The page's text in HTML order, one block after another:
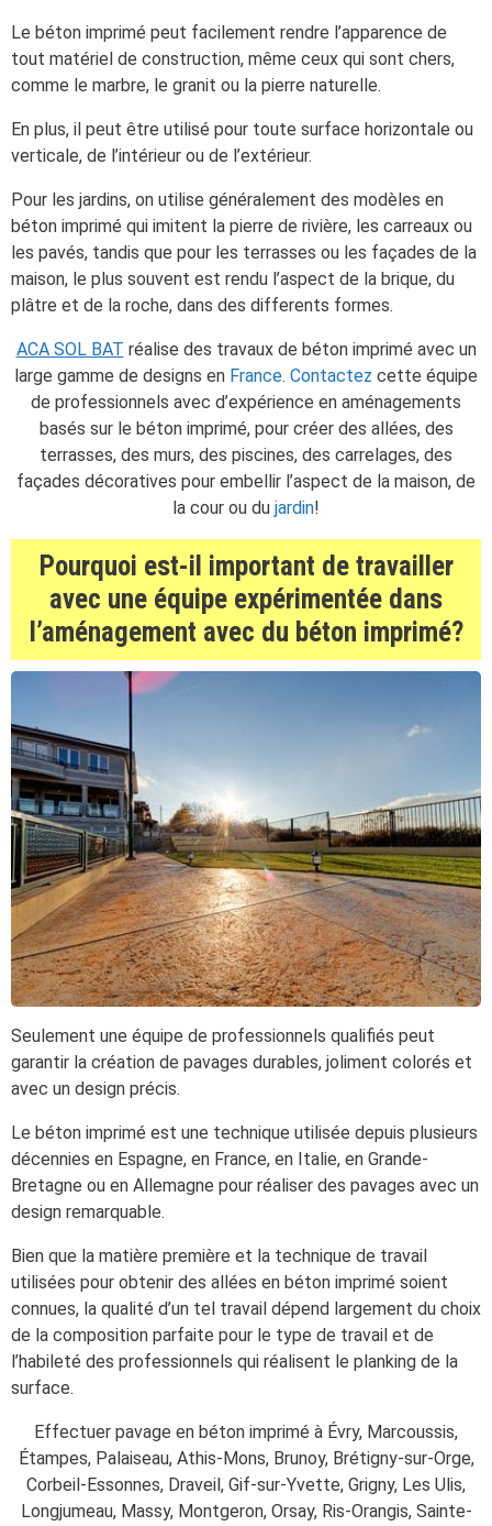
Le béton imprimé peut facilement rendre l’apparence de
tout matériel de construction, même ceux qui sont chers,
comme le marbre, le granit ou la pierre naturelle.
En plus, il peut être utilisé pour toute surface horizontale ou
verticale, de l’intérieur ou de l’extérieur.
Pour les jardins, on utilise généralement des modèles en
béton imprimé qui imitent la pierre de rivière, les carreaux ou
les pavés, tandis que pour les terrasses ou les façades de la
maison, le plus souvent est rendu l’aspect de la brique, du
plâtre et de la roche, dans des differents formes.
ACA SOL BAT réalise des travaux de béton imprimé avec un
large gamme de designs en France. Contactez cette équipe
de professionnels avec d’expérience en aménagements
basés sur le béton imprimé, pour créer des allées, des
terrasses, des murs, des piscines, des carrelages, des
façades décoratives pour embellir l’aspect de la maison, de
la cour ou du jardin!
Pourquoi est-il important de travailler
avec une équipe expérimentée dans
l’aménagement avec du béton imprimé?
Seulement une équipe de professionnels qualifiés peut
garantir la création de pavages durables, joliment colorés et
avec un design précis.
Le béton imprimé est une technique utilisée depuis plusieurs
décennies en Espagne, en France, en Italie, en Grande-
Bretagne ou en Allemagne pour réaliser des pavages avec un
design remarquable.
Bien que la matière première et la technique de travail
utilisées pour obtenir des allées en béton imprimé soient
connues, la qualité d’un tel travail dépend largement du choix
de la composition parfaite pour le type de travail et de
l’habileté des professionnels qui réalisent le planking de la
surface.
Effectuer pavage en béton imprimé à Évry, Marcoussis,
Étampes, Palaiseau, Athis-Mons, Brunoy, Brétigny-sur-Orge,
Corbeil-Essonnes, Draveil, Gif-sur-Yvette, Grigny, Les Ulis,
Longjumeau, Massy, Montgeron, Orsay, Ris-Orangis, Sainte-